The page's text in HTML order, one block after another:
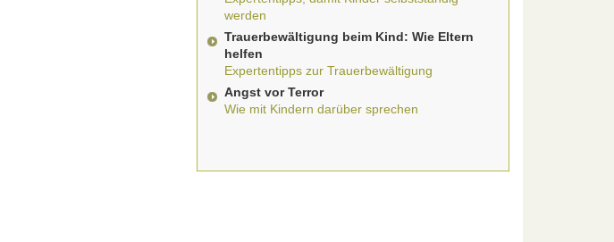
werden
Trauerbewältigung beim Kind: Wie Eltern
helfen
Expertentipps zur Trauerbewältigung
Angst vor Terror
Wie mit Kindern darüber sprechen